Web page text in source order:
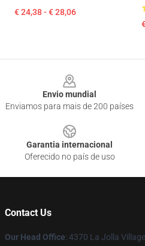
€ 24,38 - € 28,06
Envio mundial
Enviamos para mais de 200 países
Garantia internacional
Oferecido no país de uso
Contact Us
Our Head Office: 4370 La Jolla